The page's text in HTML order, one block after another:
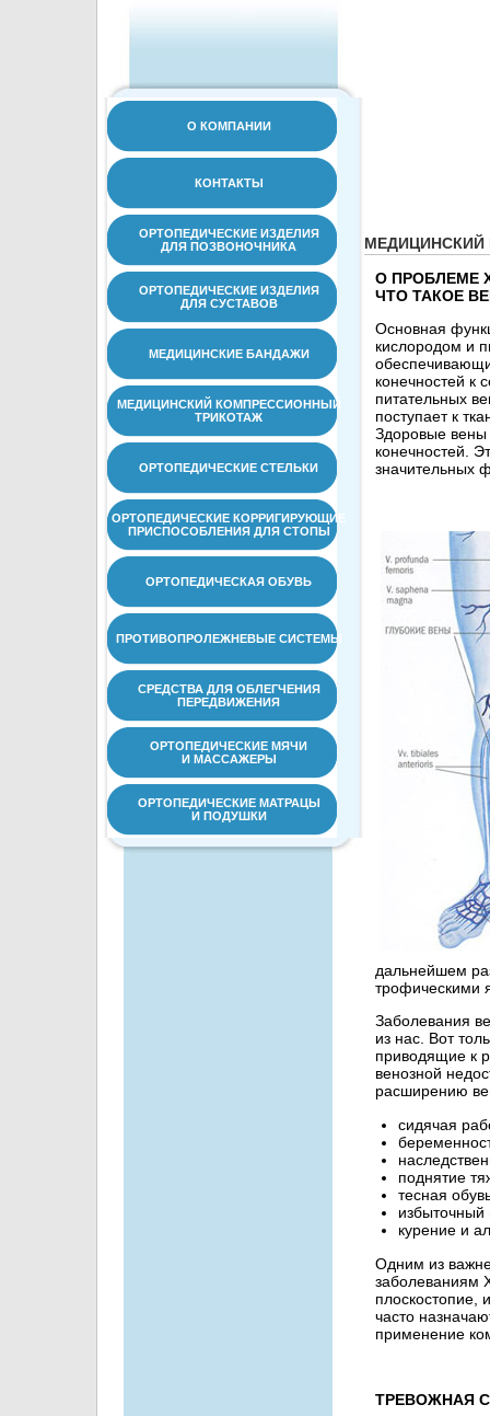
О КОМПАНИИ
КОНТАКТЫ
ОРТОПЕДИЧЕСКИЕ ИЗДЕЛИЯ
ДЛЯ ПОЗВОНОЧНИКА
ОРТОПЕДИЧЕСКИЕ ИЗДЕЛИЯ
ДЛЯ СУСТАВОВ
МЕДИЦИНСКИЕ БАНДАЖИ
МЕДИЦИНСКИЙ КОМПРЕССИОННЫЙ
ТРИКОТАЖ
ОРТОПЕДИЧЕСКИЕ СТЕЛЬКИ
ОРТОПЕДИЧЕСКИЕ КОРРИГИРУЮЩИЕ
ПРИСПОСОБЛЕНИЯ ДЛЯ СТОПЫ
ОРТОПЕДИЧЕСКАЯ ОБУВЬ
ПРОТИВОПРОЛЕЖНЕВЫЕ СИСТЕМЫ
СРЕДСТВА ДЛЯ ОБЛЕГЧЕНИЯ
ПЕРЕДВИЖЕНИЯ
ОРТОПЕДИЧЕСКИЕ МЯЧИ
И МАССАЖЕРЫ
ОРТОПЕДИЧЕСКИЕ МАТРАЦЫ
И ПОДУШКИ
О ПРОБЛЕМЕ
ЧТО ТАКОЕ
Основная
кислородом и
конечностей к
питательных
поступает к
Здоровые вены
конечностей.
значительных
дальнейшем
трофическими
Заболевания
из нас. Вот
приводящие к
венозной
расширению
сидячая
поднятие
тесная
избыточный
курение и
Одним из
заболеваниям
плоскостопие,
часто
применение
ТРЕВОЖНАЯ